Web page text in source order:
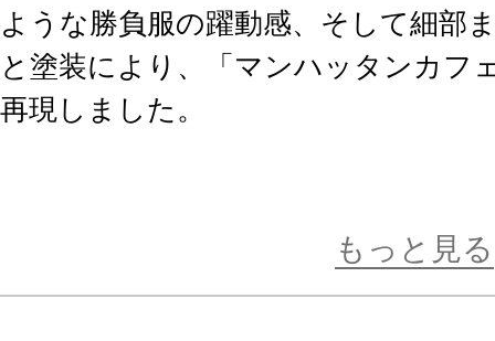
ような勝負服の躍動感、そして細部
と塗装により、「マンハッタンカフ
再現しました。
もっと見る